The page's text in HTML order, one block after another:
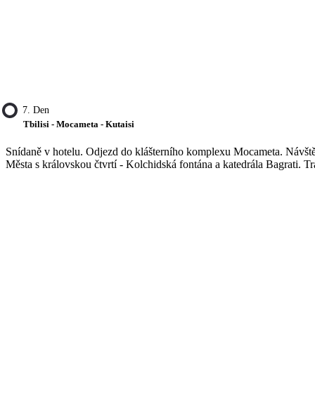
7. Den
Tbilisi - Mocameta - Kutaisi
Snídaně v hotelu. Odjezd do klášterního komplexu Mocameta.
Města s královskou čtvrtí - Kolchidská fontána a katedrála Bagrati.